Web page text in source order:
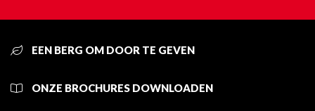
EEN BERG OM DOOR TE GEVEN
ONZE BROCHURES DOWNLOADEN